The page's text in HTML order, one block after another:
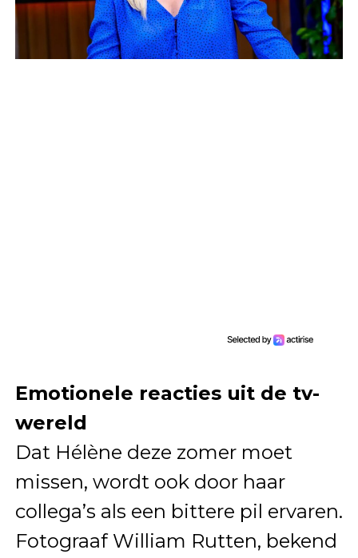
Emotionele reacties uit de tv-
wereld
Dat Hélène deze zomer moet
missen, wordt ook door haar
collega’s als een bittere pil ervaren.
Fotograaf William Rutten, bekend